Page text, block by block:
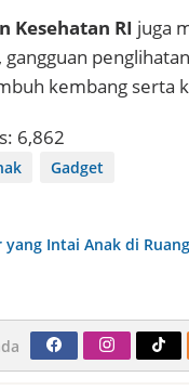
Kesehatan RI juga
kembang serta
6,862
Gadget
yang Intai Anak di